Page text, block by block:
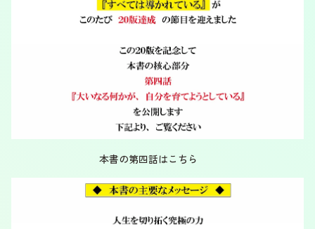
本書の第四話はこちら